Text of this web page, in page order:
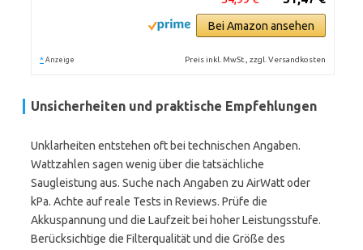
Bei Amazon ansehen
* Anzeige Preis inkl. MwSt., zzgl. Versandkosten
Unsicherheiten und praktische Empfehlungen
Unklarheiten entstehen oft bei technischen Angaben.
Wattzahlen sagen wenig über die tatsächliche
Saugleistung aus. Suche nach Angaben zu AirWatt oder
kPa. Achte auf reale Tests in Reviews. Prüfe die
Akkuspannung und die Laufzeit bei hoher Leistungsstufe.
Berücksichtige die Filterqualität und die Größe des